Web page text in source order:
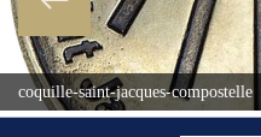
coquille-saint-jacques-compostelle